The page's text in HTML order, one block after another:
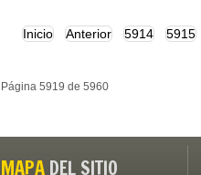
Inicio Anterior 5914 5915
Página 5919 de 5960
MAPA DEL SITIO